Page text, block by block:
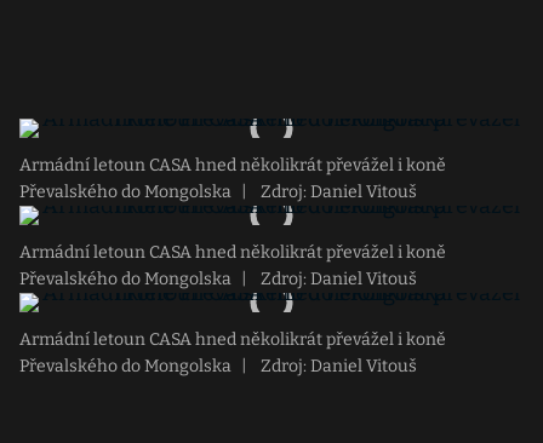
Armádní letoun CASA hned několikrát převážel i koně
Převalského do Mongolska
Zdroj: Daniel Vitouš
Armádní letoun CASA hned několikrát převážel i koně
Převalského do Mongolska
Zdroj: Daniel Vitouš
Armádní letoun CASA hned několikrát převážel i koně
Převalského do Mongolska
Zdroj: Daniel Vitouš